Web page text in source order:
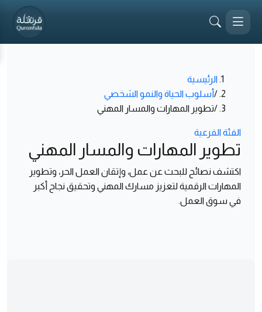
الرئيسية
/أسلوب الحياة والنمو الشخصي
/تطوير المهارات والمسار المهني
الفئة الفرعية
تطوير المهارات والمسار المهني
اكتشف نصائح للبحث عن عمل، وإتقان العمل الحر، وتطوير
المهارات الرقمية لتعزيز مسارك المهني وتحقيق نجاح أكبر
في سوق العمل.